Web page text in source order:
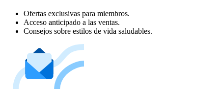
Ofertas exclusivas para miembros.
Acceso anticipado a las ventas.
Consejos sobre estilos de vida saludables.